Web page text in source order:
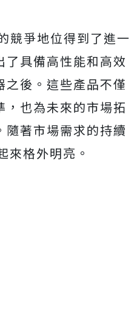
競爭地位得到了進一
了具備高性能和高效
之後。這些產品不僅
也為未來的市場拓
隨著市場需求的持續
來格外明亮。